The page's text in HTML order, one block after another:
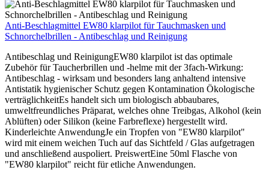
Anti-Beschlagmittel EW80 klarpilot für Tauchmasken und
Schnorchelbrillen - Antibeschlag und Reinigung
Antibeschlag und ReinigungEW80 klarpilot ist das optimale
Zubehör für Taucherbrillen und -helme mit der 3fach-Wirkung:
Antibeschlag - wirksam und besonders lang anhaltend intensive
Antistatik hygienischer Schutz gegen Kontamination Ökologische
verträglichkeitEs handelt sich um biologisch abbaubares,
umweltfreundliches Präparat, welches ohne Treibgas, Alkohol (kein
Ablüften) oder Silikon (keine Farbreflexe) hergestellt wird.
Kinderleichte AnwendungJe ein Tropfen von "EW80 klarpilot"
wird mit einem weichen Tuch auf das Sichtfeld / Glas aufgetragen
und anschließend auspoliert. PreiswertEine 50ml Flasche von
"EW80 klarpilot" reicht für etliche Anwendungen.